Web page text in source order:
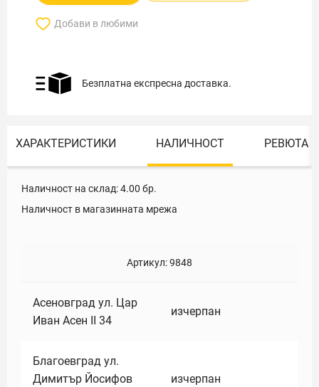
Добави в любими
Безплатна експресна доставка.
ХАРАКТЕРИСТИКИ НАЛИЧНОСТ РЕВЮТА
Наличност на склад:4.00 бр.
Наличност в магазинната мрежа
Артикул:9848
Асеновград ул. Цар
Иван Асен II 34
изчерпан
Благоевград ул.
Димитър Йосифов
изчерпан